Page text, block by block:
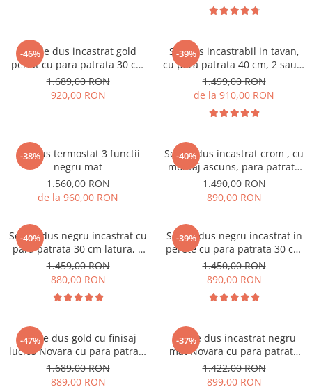
-46%
Set de dus incastrat gold
periat cu para patrata 30 cm
latura, cu 2 functii de curgere,
Nova gold
1.689,00 RON
920,00 RON
-39%
Set dus incastrabil in tavan,
cu para patrata 40 cm, 2 sau 3
functii de curgere a apei
1.499,00 RON
de la 910,00 RON
-38%
Set dus termostat 3 functii
negru mat
1.560,00 RON
de la 960,00 RON
-40%
Set de dus incastrat crom , cu
montaj ascuns, para patrata
30 cm, 3 functii
1.490,00 RON
890,00 RON
-40%
Set de dus negru incastrat cu
para patrata 30 cm latura, 3
functii de curgere a apei
1.459,00 RON
880,00 RON
-39%
Set de dus negru incastrat in
perete cu para patrata 30 cm
latura, cu 2 functii de curgere
a apei
1.450,00 RON
890,00 RON
-47%
Set de dus gold cu finisaj
lucios Novara cu para patrata
30 cm latura, cu 2 functii de
curgere a apei
1.689,00 RON
889,00 RON
-37%
Set de dus incastrat negru
mat Novara cu para patrata
40 x 40 cm , cu 2 functii de
curgere a apei
1.422,00 RON
899,00 RON